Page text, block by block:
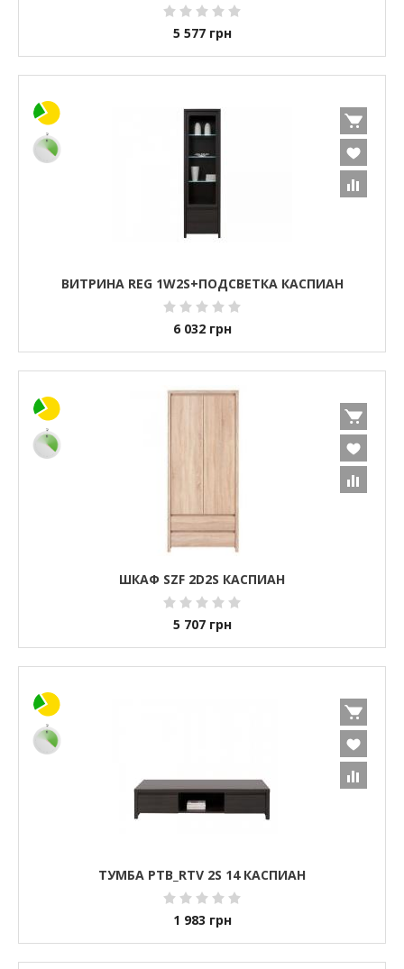
5 577 грн
ВИТРИНА REG 1W2S+ПОДСВЕТКА КАСПИАН
6 032 грн
ШКАФ SZF 2D2S КАСПИАН
5 707 грн
ТУМБА РТВ_RTV 2S 14 КАСПИАН
1 983 грн